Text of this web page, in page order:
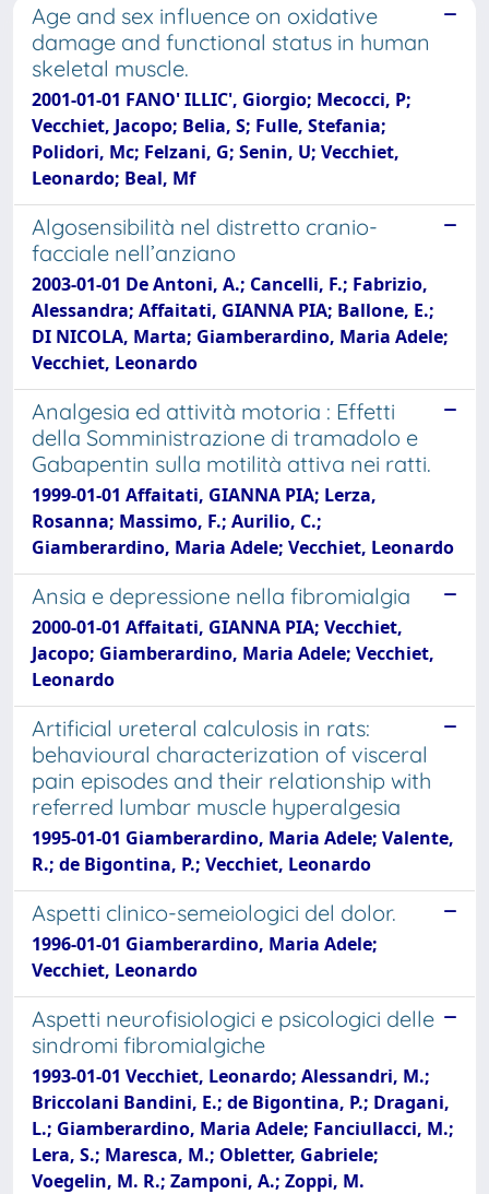
Age and sex influence on oxidative
damage and functional status in human
skeletal muscle.
2001-01-01 FANO' ILLIC', Giorgio; Mecocci, P;
Vecchiet, Jacopo; Belia, S; Fulle, Stefania;
Polidori, Mc; Felzani, G; Senin, U; Vecchiet,
Leonardo; Beal, Mf
Algosensibilità nel distretto cranio-
facciale nell’anziano
2003-01-01 De Antoni, A.; Cancelli, F.; Fabrizio,
Alessandra; Affaitati, GIANNA PIA; Ballone, E.;
DI NICOLA, Marta; Giamberardino, Maria Adele;
Vecchiet, Leonardo
Analgesia ed attività motoria : Effetti
della Somministrazione di tramadolo e
Gabapentin sulla motilità attiva nei ratti.
1999-01-01 Affaitati, GIANNA PIA; Lerza,
Rosanna; Massimo, F.; Aurilio, C.;
Giamberardino, Maria Adele; Vecchiet, Leonardo
Ansia e depressione nella fibromialgia
2000-01-01 Affaitati, GIANNA PIA; Vecchiet,
Jacopo; Giamberardino, Maria Adele; Vecchiet,
Leonardo
Artificial ureteral calculosis in rats:
behavioural characterization of visceral
pain episodes and their relationship with
referred lumbar muscle hyperalgesia
1995-01-01 Giamberardino, Maria Adele; Valente,
R.; de Bigontina, P.; Vecchiet, Leonardo
Aspetti clinico-semeiologici del dolor.
1996-01-01 Giamberardino, Maria Adele;
Vecchiet, Leonardo
Aspetti neurofisiologici e psicologici delle
sindromi fibromialgiche
1993-01-01 Vecchiet, Leonardo; Alessandri, M.;
Briccolani Bandini, E.; de Bigontina, P.; Dragani,
L.; Giamberardino, Maria Adele; Fanciullacci, M.;
Lera, S.; Maresca, M.; Obletter, Gabriele;
Voegelin, M. R.; Zamponi, A.; Zoppi, M.